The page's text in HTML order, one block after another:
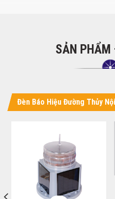
SẢN PHẨM
Đèn Báo Hiệu Đường Thủy